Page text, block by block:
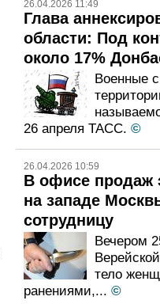
26.04.2026 11:49
Глава
области: Под
около 17%
Военные
26 апреля ТАСС. ©
26.04.2026 10:59
В офисе продаж
на западе
сотрудницу
Вечером
тело
ранениями,... ©